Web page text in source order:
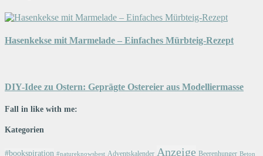
Hasenkekse mit Marmelade – Einfaches Mürbteig-Rezept
DIY-Idee zu Ostern: Geprägte Ostereier aus Modelliermasse
Fall in like with me:
Kategorien
#bookspiration #natureknowsbest Adventskalender Anzeige Beerenhunger Beton